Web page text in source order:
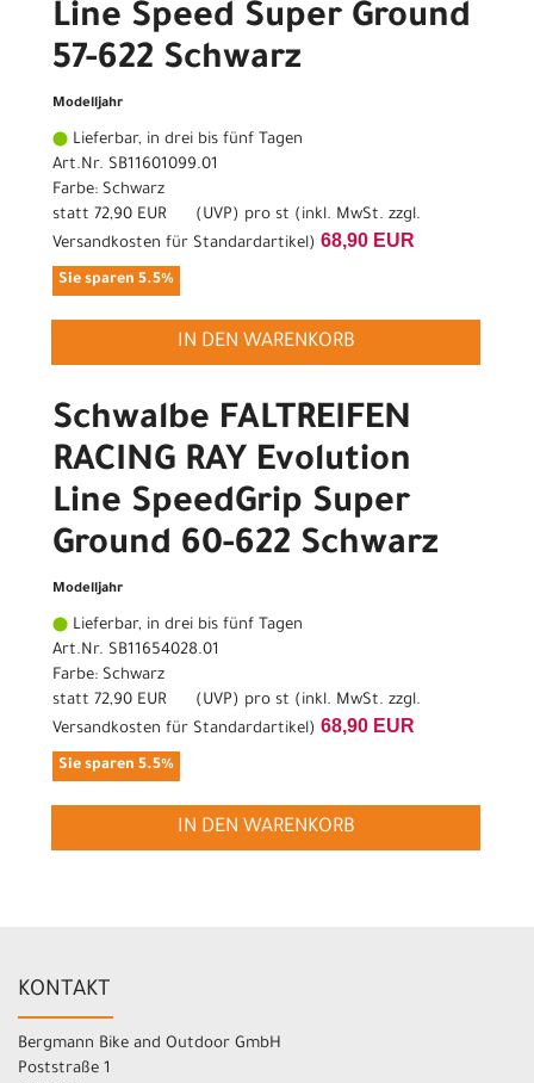
Line Speed Super Ground
57-622 Schwarz
Modelljahr
Lieferbar, in drei bis fünf Tagen
Art.Nr. SB11601099.01
Farbe: Schwarz
statt 72,90 EUR ( UVP) pro st (inkl. MwSt. zzgl.
Versandkosten für Standardartikel) 68,90 EUR
Sie sparen 5.5%
IN DEN WARENKORB
Schwalbe FALTREIFEN
RACING RAY Evolution
Line SpeedGrip Super
Ground 60-622 Schwarz
Modelljahr
Lieferbar, in drei bis fünf Tagen
Art.Nr. SB11654028.01
Farbe: Schwarz
statt 72,90 EUR ( UVP) pro st (inkl. MwSt. zzgl.
Versandkosten für Standardartikel) 68,90 EUR
Sie sparen 5.5%
IN DEN WARENKORB
KONTAKT
Bergmann Bike and Outdoor GmbH
Poststraße 1